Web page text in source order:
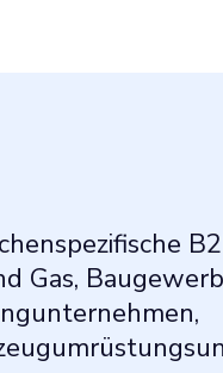
Gas,